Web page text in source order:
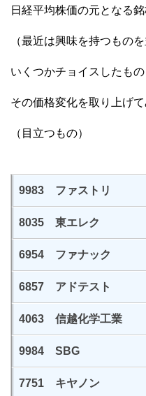
日経平均株価の元となる
（最近は興味を持つもの
いくつかチョイスしたもの
その価格変化を取り上げて
（目立つもの）
9983 ファストリ
8035 東エレク
6954 ファナック
6857 アドテスト
4063 信越化学工業
9984 SBG
7751 キヤノン